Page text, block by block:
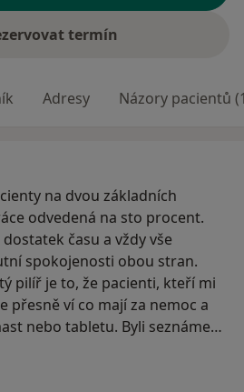
termín
Adresy Názory pacientů
na dvou základních
odvedená na sto procent.
času a vždy vše
spokojenosti obou stran.
pilíř je to, že pacienti, kteří mi
přesně ví co mají za nemoc a
nebo tabletu. Byli seznámeni
si vybrali, jaký postup je
osobní setkání.